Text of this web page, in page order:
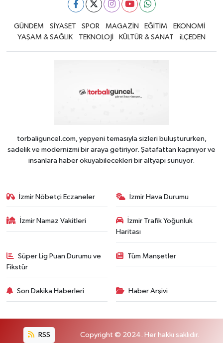
GÜNDEM SİYASET SPOR MAGAZİN EĞİTİM
EKONOMİ
YAŞAM & SAĞLIK
TEKNOLOJİ KÜLTÜR & SANAT iLÇEDEN
torbaliguncel.com, yepyeni temasıyla sizleri buluştururken,
sadelik ve modernizmi bir araya getiriyor. Şatafattan kaçınıyor ve
insanlara haber okuyabilecekleri bir altyapı sunuyor.
İzmir Nöbetçi Eczaneler İzmir Hava Durumu
İzmir Namaz Vakitleri
İzmir Trafik Yoğunluk
Haritası
Süper Lig Puan Durumu ve
Fikstür
Tüm Manşetler
Son Dakika Haberleri Haber Arşivi
RSS Copyright © 2024. Her hakkı saklıdır.